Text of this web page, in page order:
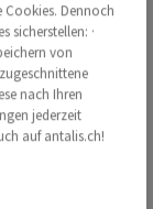
x 340mm,
Bogen, FSC Mix
weiterempfehlen
Cookies. Dennoch
sicherstellen: ·
von
nach Ihren
jederzeit
auf antalis.ch!